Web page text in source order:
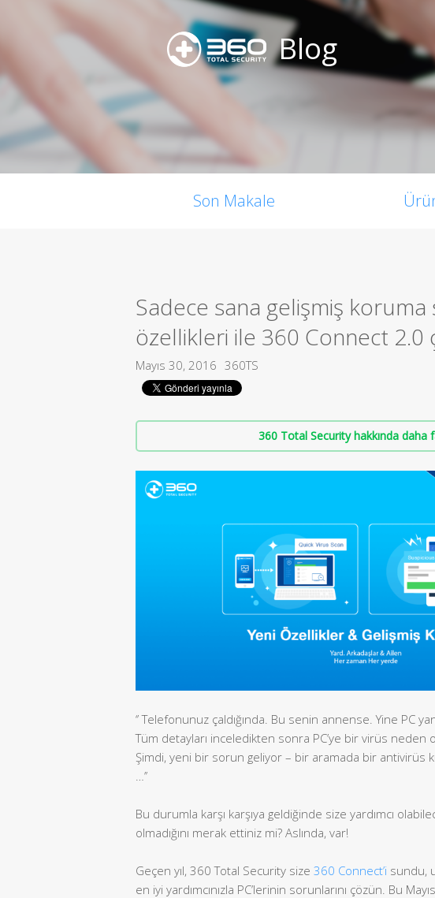
Blog
Son Makale
Sadece sana gelişmiş koruma
özellikleri ile 360 Connect 2.0
Mayıs 30, 2016 360TS
360 Total Security hakkında daha
‘’ Telefonunuz çaldığında. Bu senin annense. Yine PC
Tüm detayları inceledikten sonra PC’ye bir virüs neden
Şimdi, yeni bir sorun geliyor – bir aramada bir antivirüs
…’’
Bu durumla karşı karşıya geldiğinde size yardımcı
olmadığını merak ettiniz mi? Aslında, var!
Geçen yıl, 360 Total Security size 360 Connect’i sundu,
en iyi yardımcınızla PC’lerinin sorunlarını çözün. Bu